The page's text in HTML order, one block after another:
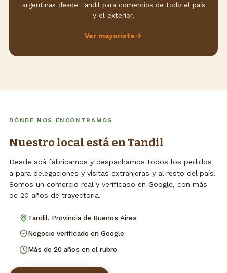
argentinas desde Tandil para comercios de todo el país
y el exterior.
Ver mayorista
DÓNDE NOS ENCONTRAMOS
Nuestro local está en Tandil
Desde acá fabricamos y despachamos todos los pedidos
a para delegaciones y visitas extranjeras y al resto del país.
Somos un comercio real y verificado en Google, con más
de 20 años de trayectoria.
Tandil, Provincia de Buenos Aires
Negocio verificado en Google
Más de 20 años en el rubro